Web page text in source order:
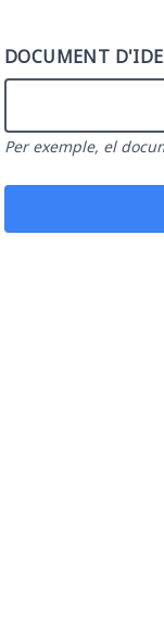
DOCUMENT
Per exemple, el